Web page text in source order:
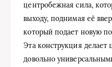
центробежная сила,
выходу, поднимая её
который подает новую
Эта конструкция
довольно